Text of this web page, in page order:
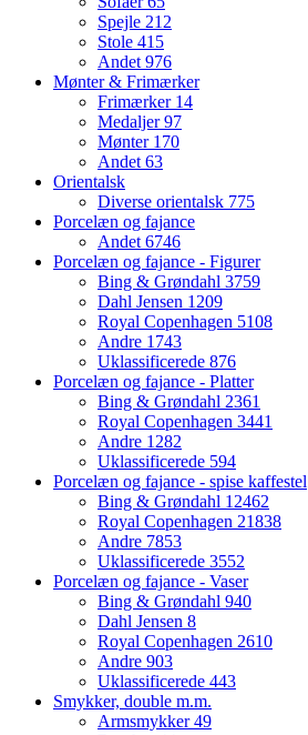
Spejle 212
Stole 415
Andet976
Mønter & Frimærker
Frimærker 14
Medaljer97
Mønter 170
Andet63
Orientalsk
Diverse orientalsk 775
Porcelæn og fajance
Andet6746
Porcelæn og fajance - Figurer
Bing & Grøndahl 3759
Dahl Jensen 1209
Royal Copenhagen 5108
Andre 1743
Uklassificerede 876
Porcelæn og fajance - Platter
Bing & Grøndahl 2361
Royal Copenhagen 3441
Andre 1282
Uklassificerede 594
Porcelæn og fajance - spise kaffestel
Bing & Grøndahl 12462
Royal Copenhagen 21838
Andre 7853
Uklassificerede 3552
Porcelæn og fajance - Vaser
Bing & Grøndahl 940
Dahl Jensen 8
Royal Copenhagen 2610
Andre 903
Uklassificerede 443
Smykker, double m.m.
Armsmykker49